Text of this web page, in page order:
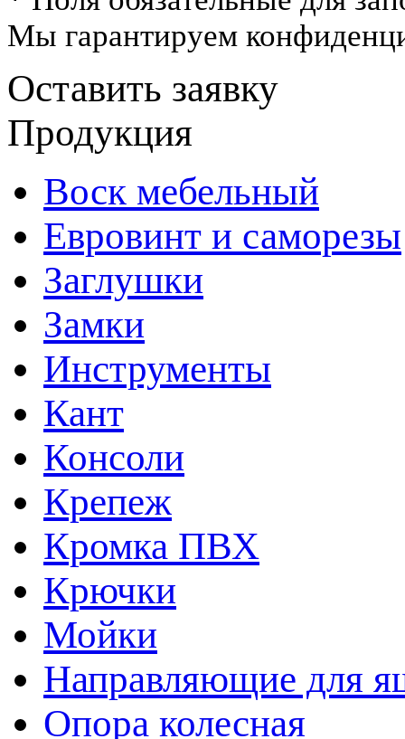
Мы гарантируем
Оставить заявку
Продукция
Воск мебельный
Евровинт и саморезы
Заглушки
Замки
Инструменты
Кант
Консоли
Крепеж
Кромка ПВХ
Крючки
Мойки
Направляющие для
Опора колесная